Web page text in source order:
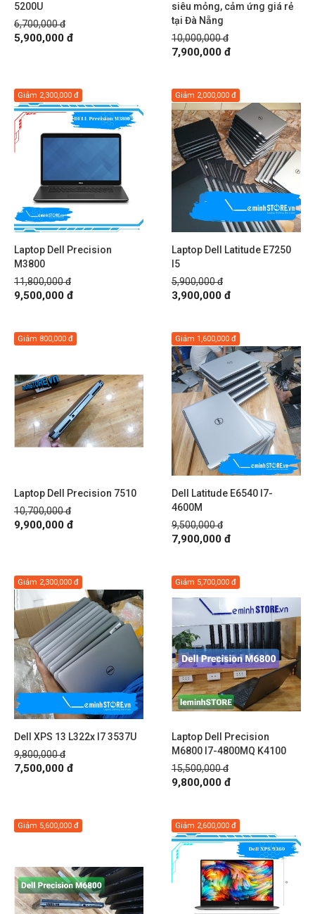
5200U
6,700,000 đ
5,900,000 đ
siêu mỏng, cảm ứng giá rẻ
tại Đà Nẵng
10,000,000 đ
7,900,000 đ
Laptop Dell Precision
M3800
11,800,000 đ
Giảm 2,300,000 đ
9,500,000 đ
Laptop Dell Latitude E7250
I5
5,900,000 đ
Giảm 2,000,000 đ
3,900,000 đ
Laptop Dell Precision 7510
10,700,000 đ
Giảm 800,000 đ
9,900,000 đ
Dell Latitude E6540 I7-
4600M
9,500,000 đ
Giảm 1,600,000 đ
7,900,000 đ
Dell XPS 13 L322x I7 3537U
9,800,000 đ
Giảm 2,300,000 đ
7,500,000 đ
Laptop Dell Precision
M6800 I7-4800MQ K4100
15,500,000 đ
Giảm 5,700,000 đ
9,800,000 đ
Giảm 5,600,000 đ Giảm 2,600,000 đ